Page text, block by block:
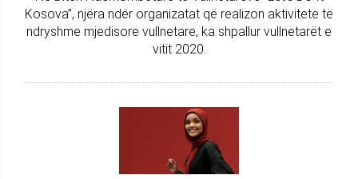
Kosova”, njëra ndër organizatat që realizon aktivitete të
ndryshme mjedisore vullnetare, ka shpallur vullnetarët e
vitit 2020.